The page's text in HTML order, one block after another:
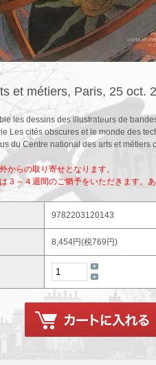
et métiers, Paris, 25 oct.
les dessins des illustrateurs de
Les cités obscures et le monde des
du Centre national des arts et métiers
からの取り寄せとなります。
３～４週間のご猶予をいただきます。
9782203120143
8,454円(税769円)